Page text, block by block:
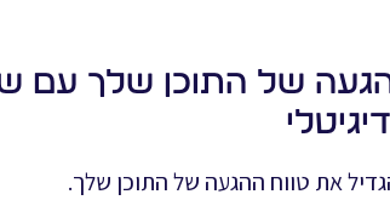
של התוכן שלך עם
את טווח ההגעה של התוכן שלך.